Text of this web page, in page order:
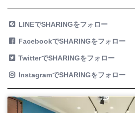
LINEでSHARINGをフォロー
FacebookでSHARINGをフォロー
TwitterでSHARINGをフォロー
InstagramでSHARINGをフォロー